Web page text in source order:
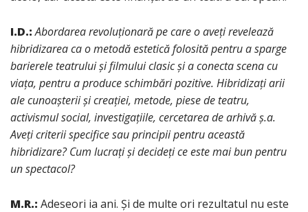
I.D.:Abordarea revoluționară pe care o aveți revelează
hibridizarea ca o metodă estetică folosită pentru a sparge
barierele teatrului și filmului clasic și a conecta scena cu
viața, pentru a produce schimbări pozitive. Hibridizați arii
ale cunoașterii și creației, metode, piese de teatru,
activismul social, investigațiile, cercetarea de arhivă ș.a.
Aveți criterii specifice sau principii pentru această
hibridizare? Cum lucrați și decideți ce este mai bun pentru
un spectacol?
M.R.: Adeseori ia ani. Și de multe ori rezultatul nu este